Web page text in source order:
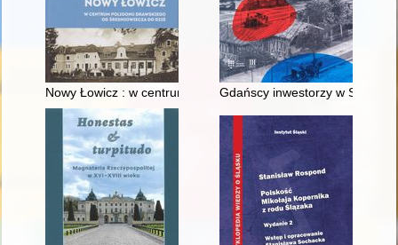
Nowy Łowicz : w centrum poligonu drawskiego od
Gdańscy inwestorzy w